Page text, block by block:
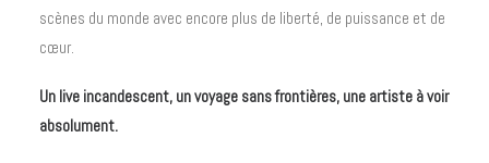
scènes du monde avec encore plus de liberté, de puissance et de
cœur.
Un live incandescent, un voyage sans frontières, une artiste à voir
absolument.